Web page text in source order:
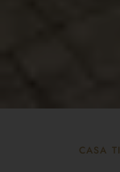
CASA